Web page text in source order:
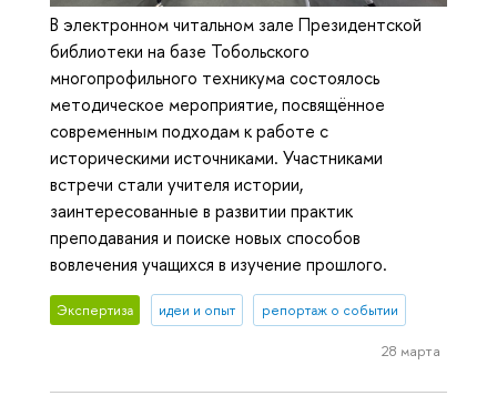
В электронном читальном зале Президентской
библиотеки на базе Тобольского
многопрофильного техникума состоялось
методическое мероприятие, посвящённое
современным подходам к работе с
историческими источниками. Участниками
встречи стали учителя истории,
заинтересованные в развитии практик
преподавания и поиске новых способов
вовлечения учащихся в изучение прошлого.
Экспертиза идеи и опыт репортаж о событии
28 марта